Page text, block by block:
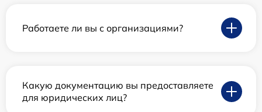
Работаете ли вы с организациями?
Какую документацию вы предоставляете
для юридических лиц?